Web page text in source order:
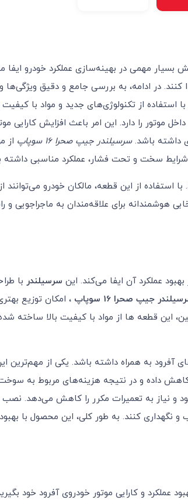
مهمی در بهینه‌سازی عملکرد خودرو ایفا
کنند. در ادامه، به بررسی جامع و دقیق ویژگی‌ها
استفاده از تکنولوژی‌های جدید و مواد با
موتور را دارد. این امر باعث افزایش
داشته باشد.سرسیلندر جیپ صحرا 16 سوپاپ
از
شرایط سخت و تحت فشار، عملکرد مناسبی
استفاده از این قطعه، مالکان خودرو
هوشمندانه برای علاقه‌مندان به ماجراجویی و
عملکرد آن ایفا می‌کند. این سرسیلندر با
جیپ صحرا 16 سوپاپ
، امکان توزیع
این قطعه ها از مواد با کیفیت بالا ساخته
آفرود به همراه داشته باشد. یکی از
داده و در نتیجه هزینه‌های مربوط به سوخت
نیاز به تعمیرات مکرر را کاهش می‌دهد. نصب
کنند. به طور کلی، این محصول با بهبود
عملکرد و کارایی موتور خودروی آفرود خود